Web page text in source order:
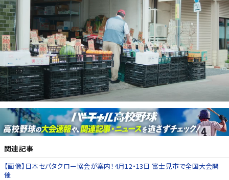
関連記事
【画像】日本セパタクロー協会が案内！4月12・13日 富士見市で全国大会開
催